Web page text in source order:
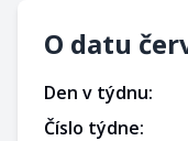
O datu
Den v týdnu:
Číslo týdne: